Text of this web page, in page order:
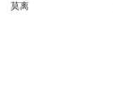
莫离